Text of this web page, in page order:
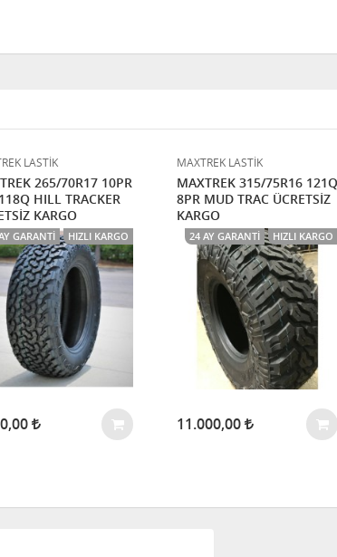
LASTİK
265/70R17 10PR
HILL TRACKER
KARGO
GARANTI HIZLI KARGO
MAXTREK LASTİK
MAXTREK 315/75R16 121Q
8PR MUD TRAC ÜCRETSİZ
KARGO
24 AY GARANTI HIZLI KARGO
11.000,00